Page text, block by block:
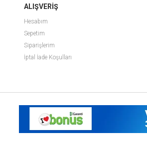
ALIŞVERİŞ
Hesabım
Sepetim
Siparişlerim
İptal İade Koşulları